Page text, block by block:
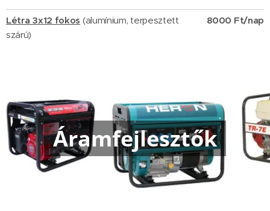
Létra 3x12 fokos (alumínium, terpesztett
szárú)
8000 Ft/nap
Áramfejlesztők